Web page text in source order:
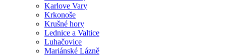
Karlove Vary
Krkonoše
Krušné hory
Lednice a Valtice
Luhačovice
Mariánské Lázně